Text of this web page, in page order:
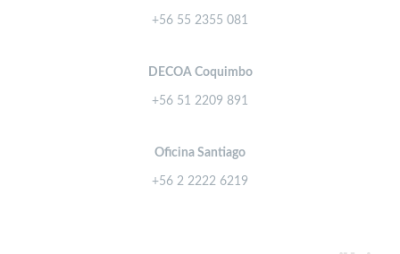
+56 55 2355 081
DECOA Coquimbo
+56 51 2209 891
Oficina Santiago
+56 2 2222 6219